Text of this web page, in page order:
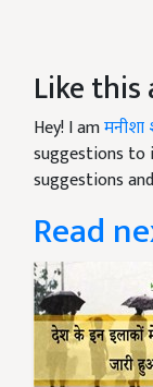
Like
Hey! I amमनीशा
suggestions to
suggestions
Read